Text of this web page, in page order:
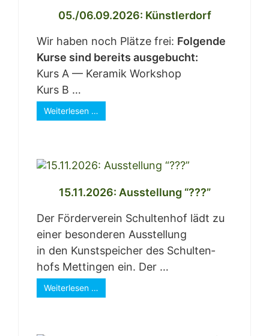
05./06.09.2026: Künst­ler­dorf
Wir haben noch Plät­ze frei: Fol­gen­de
Kur­se sind bereits aus­ge­bucht:
Kurs A — Kera­mik Work­shop
Kurs B …
Wei­ter­le­sen …
15.11.2026: Aus­stel­lung “???”
Der För­der­ver­ein Schul­ten­hof lädt zu
einer beson­de­ren Aus­stel­lung
in den Kunst­spei­cher des Schul­ten­
hofs Mett­in­gen ein. Der …
Wei­ter­le­sen …